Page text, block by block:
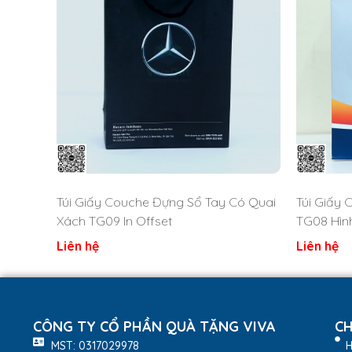
Túi Giấy Couche Đựng Sổ Tay Có Quai
Xách TG09 In Offset
Liên hệ
Túi Giấy
TG08
Liên hệ
CÔNG TY CỔ PHẦN QUÀ TẶNG VIVA
MST: 0317029978